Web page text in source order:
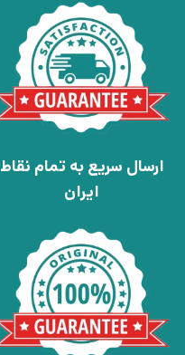
ارسال سریع به تمام نقاط
ایران